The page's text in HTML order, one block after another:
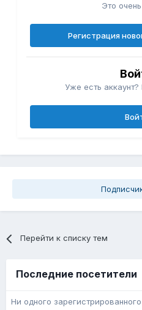
Это
Регистрация
Уже есть
Перейти к списку тем
Последние посетители
Ни одного